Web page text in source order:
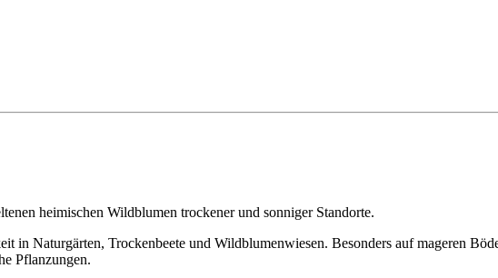
heimischen Wildblumen trockener und sonniger Standorte.
Naturgärten, Trockenbeete und Wildblumenwiesen. Besonders auf mageren
Pflanzungen.